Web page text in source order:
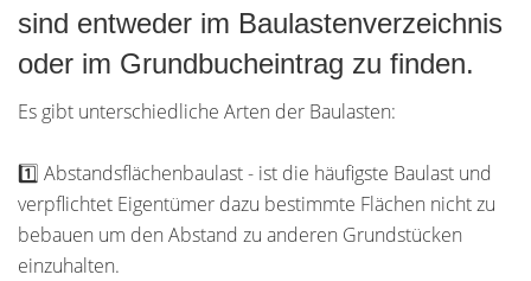
sind entweder im Baulastenverzeichnis
oder im Grundbucheintrag zu finden.
Es gibt unterschiedliche Arten der Baulasten:
1️⃣ Abstandsflächenbaulast - ist die häufigste Baulast und
verpflichtet Eigentümer dazu bestimmte Flächen nicht zu
bebauen um den Abstand zu anderen Grundstücken
einzuhalten.